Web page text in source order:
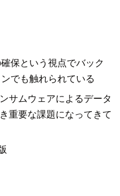
保という視点でバック
でも触れられている
サムウェアによるデータ
重要な課題になってきて